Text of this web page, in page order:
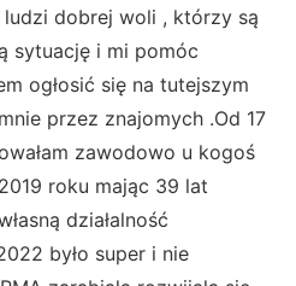
dobrej woli , którzy są
sytuację i mi pomóc
ogłosić się na tutejszym
przez znajomych .Od 17
zawodowo u kogoś
roku mając 39 lat
działalność
było super i nie